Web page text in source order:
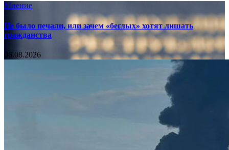
Мнение
Не было печали, или зачем «беглых» хотят лишать
гражданства
06.08.2026